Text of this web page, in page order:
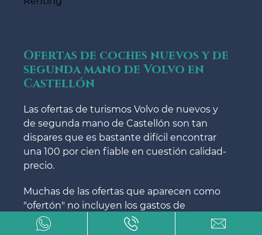
Ofertas de coches nuevos y de
segunda mano de Volvo en
Castellón
Las ofertas de turismos Volvo de nuevos y
de segunda mano de Castellón son tan
dispares que es bastante difícil encontrar
una 100 por cien fiable en cuestión calidad-
precio.
Muchas de las ofertas que aparecen como
"ofertón" no incluyen los gastos de
matriculación, ni el I.V.A, ni las reparaciones,